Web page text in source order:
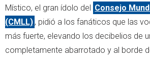
Místico, el gran ídolo del Consejo
(CMLL) , pidió a los fanáticos que las
más fuerte, elevando los decibelios de
completamente abarrotado y al borde